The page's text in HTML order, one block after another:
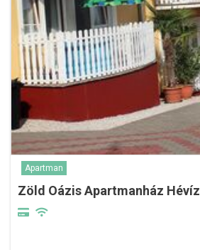
Apartman
Zöld Oázis Apartmanház Hévíz